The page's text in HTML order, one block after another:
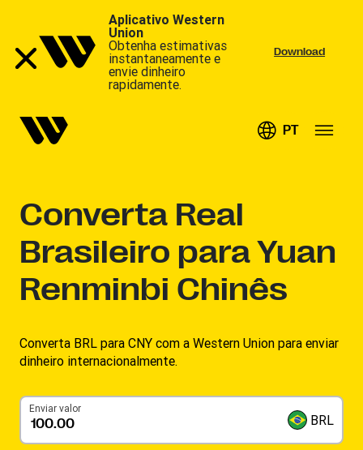
Aplicativo Western
Union
Obtenha estimativas
instantaneamente e
envie dinheiro
rapidamente.
Download
PT
Converta Real
Brasileiro para Yuan
Renminbi Chinês
Converta BRL para CNY com a Western Union para enviar
dinheiro internacionalmente.
Enviar valor
BRL